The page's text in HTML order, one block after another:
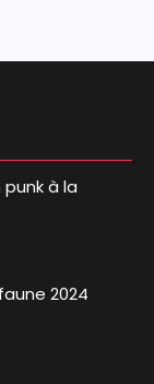
punk à la
2024